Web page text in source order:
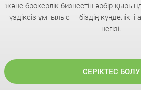
және брокерлік бизнестің әрбір
үздіксіз ұмтылыс — біздің
негізі.
СЕРІКТЕС БОЛУ